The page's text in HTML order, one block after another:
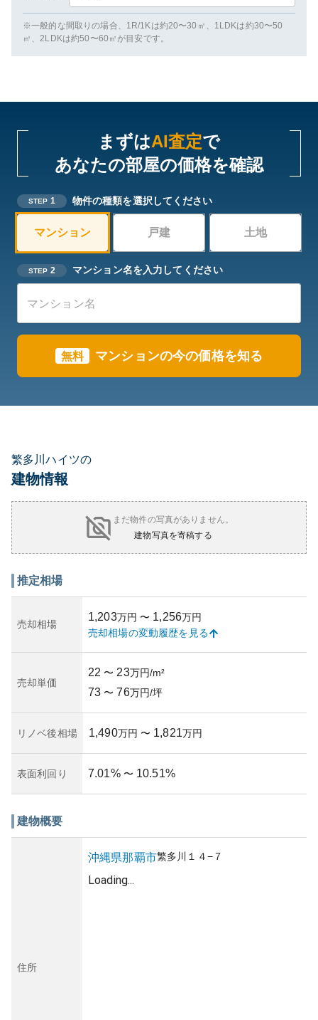
※一般的な間取りの場合、1R/1Kは約20〜30㎡、1LDKは約30〜50
㎡、2LDKは約50〜60㎡が目安です。
まずはAI査定で
あなたの部屋の価格を確認
STEP 1 物件の種類を選択してください
マンション 戸建 土地
STEP 2 マンション名を入力してください
無料 マンションの今の価格を知る
繁多川ハイツの
建物情報
まだ物件の写真がありません。
建物写真を寄稿する
推定相場
売却相場
1,203万円 〜 1,256万円
売却相場の変動履歴を見る
売却単価
22 〜 23万円/m²
73 〜 76万円/坪
リノベ後相場 1,490万円 〜 1,821万円
表面利回り 7.01% 〜 10.51%
建物概要
住所
沖縄県那覇市繁多川 １４−７
Loading...